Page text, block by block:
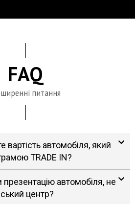
FAQ
питання
вартість автомобіля, який
TRADE IN?
автомобіля, не
центр?